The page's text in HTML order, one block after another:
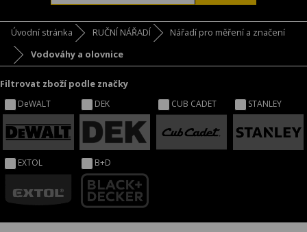
Úvodní stránka RUČNÍ NÁŘADÍ
Nářadí pro měření a značení
Vodováhy a olovnice
Filtrovat zboží podle značky
DeWALT DEK CUB CADET STANLEY
EXTOL B+D